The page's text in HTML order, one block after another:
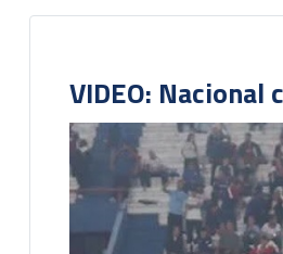
VIDEO: Nacional